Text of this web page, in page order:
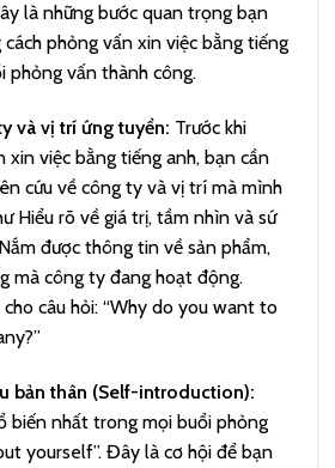
là những bước quan trọng bạn
phỏng vấn xin việc bằng tiếng
phỏng vấn thành công.
và vị trí ứng tuyển: Trước khi
xin việc bằng tiếng anh, bạn cần
cứu về công ty và vị trí mà mình
Hiểu rõ về giá trị, tầm nhìn và sứ
được thông tin về sản phẩm,
mà công ty đang hoạt động.
câu hỏi: “Why do you want to
bản thân (Self-introduction):
biến nhất trong mọi buổi phỏng
yourself”. Đây là cơ hội để bạn